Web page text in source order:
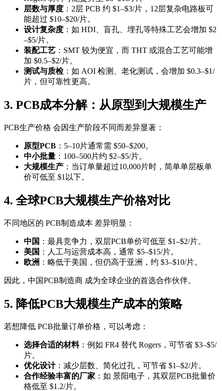
层数与厚度 ：2层 PCB 约 $1–$3/片，12层复杂电路板可
能超过 $10–$20/片。
设计复杂度 ：如 HDI、盲孔、埋孔等特殊工艺会增加 $2
–$5/片。
装配工艺 ：SMT 较为便宜，而 THT 或混合工艺可能增
加 $0.5–$2/片。
测试与质检：如 AOI 检测、老化测试，会增加 $0.3–$1/
片，但可靠性更高。
3. PCB成本分解：从原型到大规模生产
PCB生产价格 会因生产阶段不同而差异显著：
原型PCB ：5–10片通常需 $50–$200。
中小批量 ：100–500片约 $2–$5/片。
大规模生产 ：当订单量超过10,000片时，简单单层板单
价可低至 $1以下。
4. 全球PCB大规模生产价格对比
不同地区的 PCB制造成本 差异明显：
中国 ：最具竞争力，双层PCB单价可低至 $1–$2/片。
美国 ：人工与运营成本高，通常 $5–$15/片。
欧洲 ：略低于美国，但仍高于亚洲，约 $3–$10/片。
因此，中国PCB制造商 成为全球企业的首选合作伙伴。
5. 降低PCB大规模生产成本的策略
若想降低 PCB批量订单价格，可以考虑：
选择合适的材料：例如 FR4 替代 Rogers，可节省 $3–$5/
片。
优化设计：减少层数、简化过孔，可节省 $1–$2/片。
合作经验丰富的厂家 ：如 景阳电子，其双层PCB批量价
格低至 $1.2/片。